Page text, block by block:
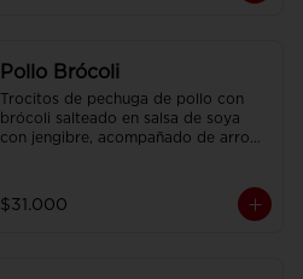
Pollo Brócoli
Trocitos de pechuga de pollo con
brócoli salteado en salsa de soya
con jengibre, acompañado de arroz
$31.000